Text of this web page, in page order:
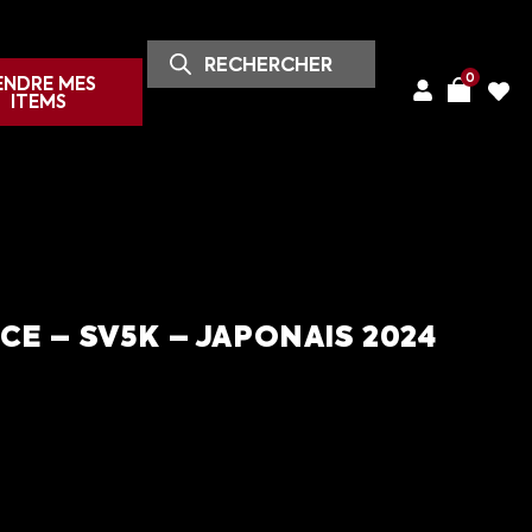
MES
ITEMS
0
– SV5K – JAPONAIS 2024